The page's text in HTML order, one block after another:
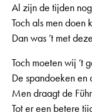
Al zijn de tijden
Toch als men doen
Dan was ’t met
Toch moeten wij ’t
De spandoeken en
Men draagt de
Tot er een betere